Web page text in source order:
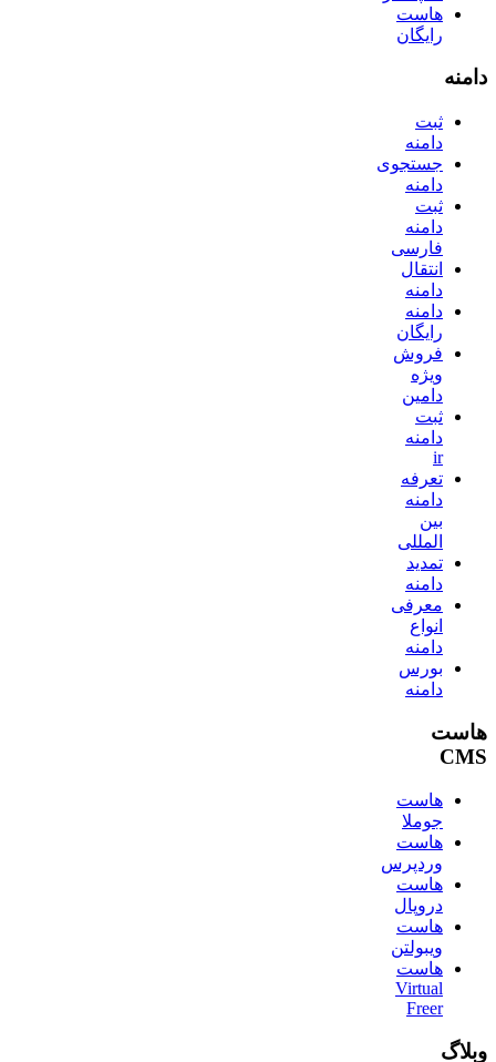
هاست
رایگان
دامنه
ثبت
دامنه
جستجوی
دامنه
ثبت
دامنه
فارسی
انتقال
دامنه
دامنه
رایگان
فروش
ویژه
دامین
ثبت
دامنه
ir
تعرفه
دامنه
بین
المللی
تمدید
دامنه
معرفی
انواع
دامنه
بورس
دامنه
هاست
CMS
هاست
جوملا
هاست
وردپرس
هاست
دروپال
هاست
ویبولتن
هاست
Virtual
Freer
وبلاگ